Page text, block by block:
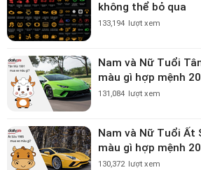
không thể bỏ qua
133,194 lượt xem
Nam và Nữ Tuổi
màu gì hợp mệnh
131,084 lượt xem
Nam và Nữ Tuổi Ất
màu gì hợp mệnh
130,372 lượt xem